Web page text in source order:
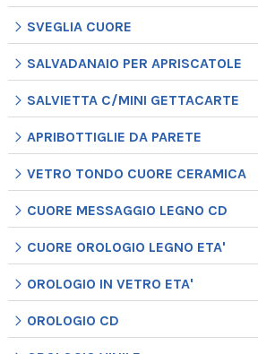
SVEGLIA CUORE
SALVADANAIO PER APRISCATOLE
SALVIETTA C/MINI GETTACARTE
APRIBOTTIGLIE DA PARETE
VETRO TONDO CUORE CERAMICA
CUORE MESSAGGIO LEGNO CD
CUORE OROLOGIO LEGNO ETA'
OROLOGIO IN VETRO ETA'
OROLOGIO CD